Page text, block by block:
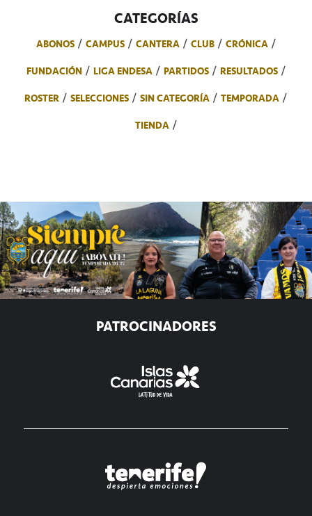
CATEGORÍAS
ABONOS CAMPUS CANTERA CLUB
CRÓNICA
FUNDACIÓN
LIGA ENDESA PARTIDOS
RESULTADOS
ROSTER
SELECCIONES SIN CATEGORÍA
TEMPORADA
TIENDA
PATROCINADORES